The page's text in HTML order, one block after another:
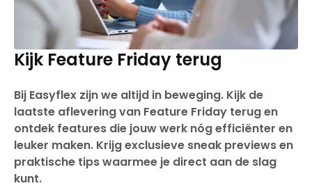
Kijk Feature Friday terug
Bij Easyflex zijn we altijd in beweging. Kijk de
laatste aflevering van Feature Friday terug en
ontdek features die jouw werk nóg efficiënter en
leuker maken. Krijg exclusieve sneak previews en
praktische tips waarmee je direct aan de slag
kunt.